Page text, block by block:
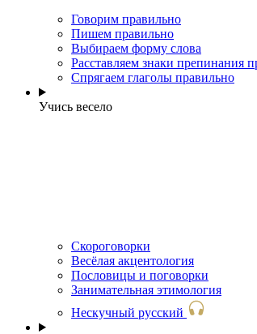
Говорим правильно
Пишем правильно
Выбираем форму слова
Расставляем знаки препинания
Спрягаем глаголы правильно
Учись весело
Скороговорки
Весёлая акцентология
Пословицы и поговорки
Занимательная этимология
Нескучный русский